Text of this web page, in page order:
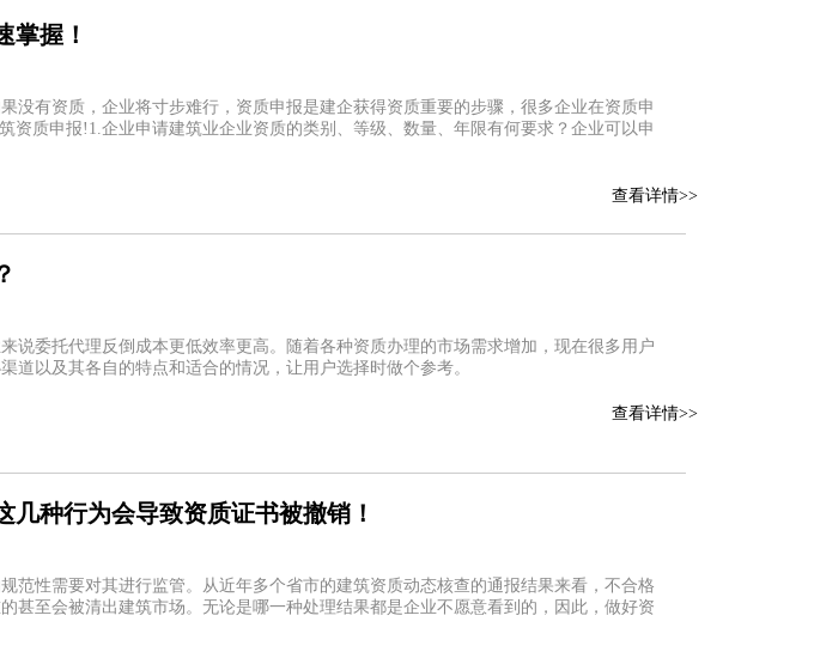
掌握！
没有资质，企业将寸步难行，资质申报是建企获得资质重要的步骤，很多企业在资质申
资质申报!1.企业申请建筑业企业资质的类别、等级、数量、年限有何要求？企业可以申
查看详情>>
说委托代理反倒成本更低效率更高。随着各种资质办理的市场需求增加，现在很多用户
道以及其各自的特点和适合的情况，让用户选择时做个参考。
查看详情>>
种行为会导致资质证书被撤销！
范性需要对其进行监管。从近年多个省市的建筑资质动态核查的通报结果来看，不合格
甚至会被清出建筑市场。无论是哪一种处理结果都是企业不愿意看到的，因此，做好资